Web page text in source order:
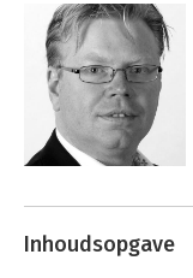
Andere
Inhoudsopgave